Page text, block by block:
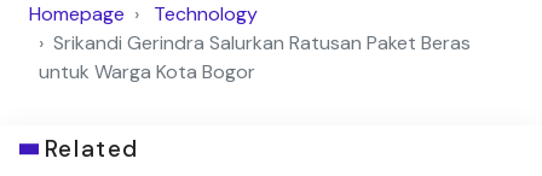
Homepage
Technology
Srikandi Gerindra Salurkan Ratusan Paket Beras
untuk Warga Kota Bogor
Related